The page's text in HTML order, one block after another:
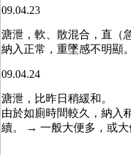
09.04.23
溏泄，軟、散混合，直（
納入正常，重墜感不明顯。
09.04.24
溏泄，比昨日稍緩和。
由於如廁時間較久，納入
續。 → 一般大便多，或大